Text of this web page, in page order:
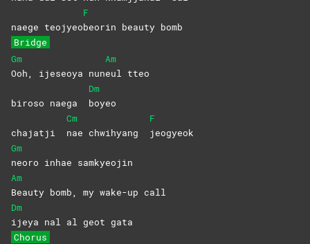
naege teojyeo
F
beorin beauty bomb
Bridge
Gm
Ooh, ijeseoya nun
Am
eul tteo
biroso naega
Dm
boyeo
chajatji
Cm
nae chwihyang
F
jeogyeok
Gm
neoro inhae samkyeojin
Am
Beauty bomb, my wake-up call
Dm
ijeya nal al geot gata
Chorus